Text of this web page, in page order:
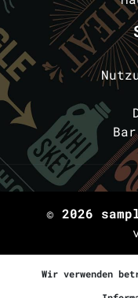
© 2026
Wir verwenden